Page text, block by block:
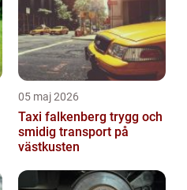
05 maj 2026
Taxi falkenberg trygg och
smidig transport på
västkusten